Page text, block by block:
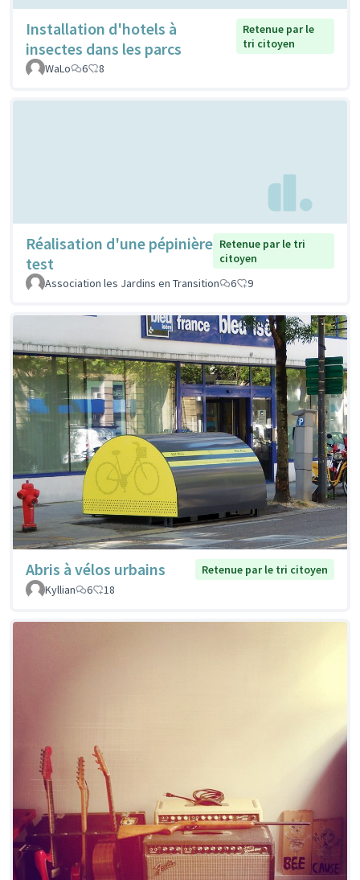
Installation d'hotels à
insectes dans les parcs
Retenue par le
tri citoyen
WaLo
6 8
Réalisation d'une pépinière
test
Retenue par le tri
citoyen
Association les Jardins en Transition
6 9
Abris à vélos urbains
Retenue par le tri citoyen
Kyllian
6 18